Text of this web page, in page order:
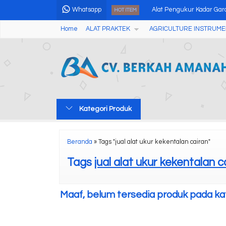
Whatsapp HOT ITEM Alat Pengukur Kadar
Automatic Houillon
Portable Speedy Grain
Home ALAT PRAKTEK AGRICULTURE
Kategori Produk
Beranda » Tags "jual alat ukur kekentalan cairan"
Tags jual alat ukur kekentalan
Maaf, belum tersedia produk pada